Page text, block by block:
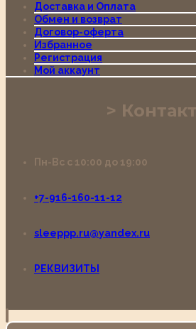
Доставка и Оплата
Обмен и возврат
Договор-оферта
Избранное
Регистрация
Мой аккаунт
Пн-Вс с 10:00 до 19:00
+7-916-160-11-12
sleeppp.ru@yandex.ru
РЕКВИЗИТЫ